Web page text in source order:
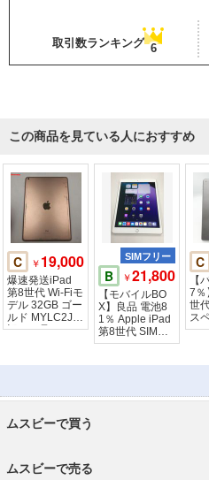
取引数ランキング 6
この商品を見ている人におすすめ
C ￥19,000
爆速発送iPad
第8世代 Wi-Fiモ
デル 32GB ゴー
ルド MYLC2J/A
訳あり品
SIMフリー
B ￥21,800
【モバイルBO
X】良品 電池8
1％ Apple iPad
第8世代 SIMフ
リー 32GB シル
C
【
7％
世
ス
ムスビーで買う
ムスビーで売る